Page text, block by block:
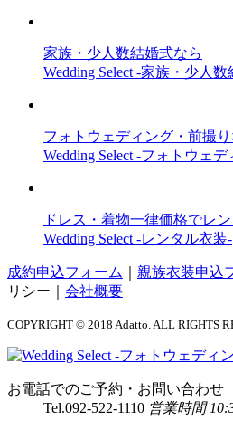
家族・少人数結婚式なら
Wedding Select -家族・少人
フォトウェディング・前撮り
Wedding Select -フォトウェ
ドレス・着物一律価格でレ
Wedding Select -レンタル衣装-
成約申込フォーム 親族衣装申込
リシー
会社概要
COPYRIGHT © 2018 Adatto. ALL RIGHTS
お電話でのご予約・お問い合わせ
Tel.092-522-1110 営業時間